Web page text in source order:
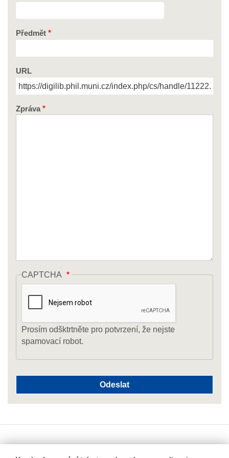
Předmět
URL
Zpráva
CAPTCHA
Prosím odšktrtněte pro potvrzení, že nejste
spamovací robot.